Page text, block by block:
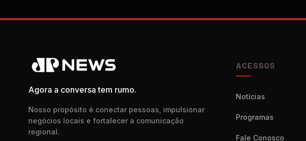
Agora a conversa tem rumo.
Nosso propósito é conectar pessoas, impulsionar
negócios locais e fortalecer a comunicação
regional.
ACESSOS
Notícias
Programas
Fale Conosco